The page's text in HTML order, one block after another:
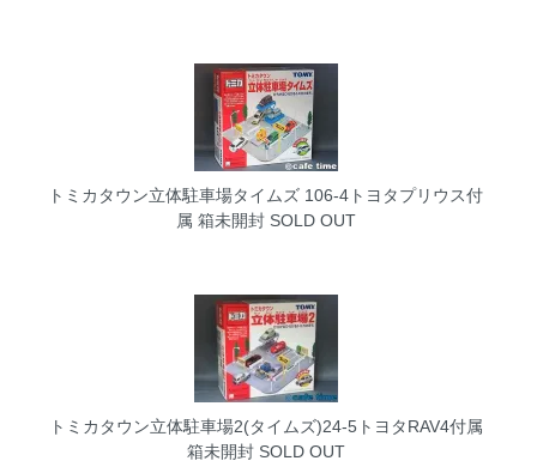
トミカタウン立体駐車場タイムズ 106-4トヨタプリウス付
属 箱未開封SOLD OUT
トミカタウン立体駐車場2(タイムズ)24-5トヨタRAV4付属
箱未開封SOLD OUT